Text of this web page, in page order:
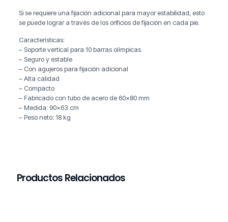
Si se requiere una fijación adicional para mayor estabilidad, esto
se puede lograr a través de los orificios de fijación en cada pie.
Características:
– Soporte vertical para 10 barras olímpicas
– Seguro y estable
– Con agujeros para fijación adicional
– Alta calidad
– Compacto
– Fabricado con tubo de acero de 60×80 mm
– Medida: 90×63 cm
– Peso neto: 18 kg
Productos Relacionados